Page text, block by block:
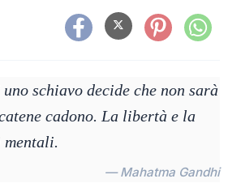
schiavo decide che non sarà
cadono. La libertà e la
— Mahatma Gandhi